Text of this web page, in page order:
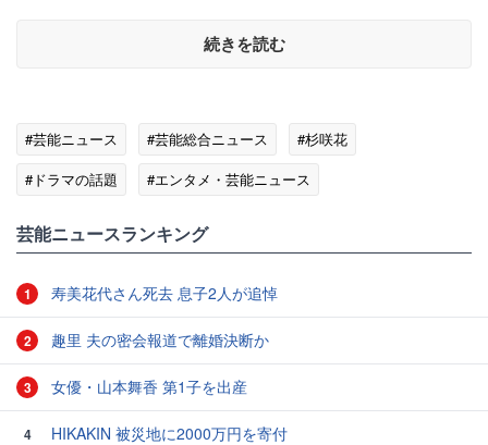
続きを読む
#芸能ニュース #芸能総合ニュース
#杉咲花
#ドラマの話題
#エンタメ・芸能ニュース
芸能ニュースランキング
1 寿美花代さん死去 息子2人が追悼
2 趣里 夫の密会報道で離婚決断か
3 女優・山本舞香 第1子を出産
4 HIKAKIN 被災地に2000万円を寄付